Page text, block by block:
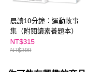
晨讀10分鐘：運動故事
集（附閱讀素養題本）
NT$315
NT$399